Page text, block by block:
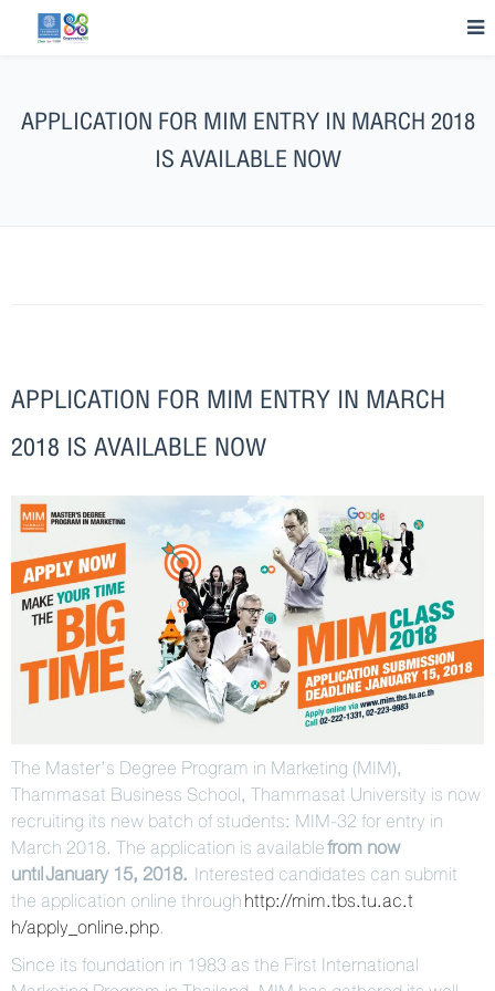
APPLICATION FOR MIM ENTRY IN MARCH 2018
IS AVAILABLE NOW
APPLICATION FOR MIM ENTRY IN MARCH
2018 IS AVAILABLE NOW
The Master’s Degree Program in Marketing (MIM),
Thammasat Business School, Thammasat University is now
recruiting its new batch of students: MIM-32 for entry in
March 2018. The application is availablefrom now
untilJanuary 15, 2018. Interested candidates can submit
the application online throughhttp://mim.tbs.tu.ac.t
h/apply_online.php.
Since its foundation in 1983 as the First International